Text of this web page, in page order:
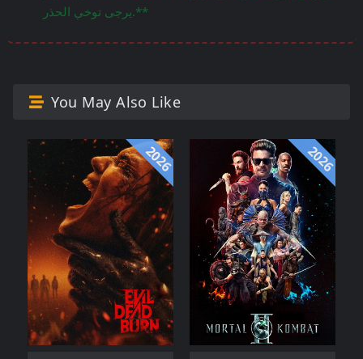
يرجى توخي الحذر.**
You May Also Like
2026 2026